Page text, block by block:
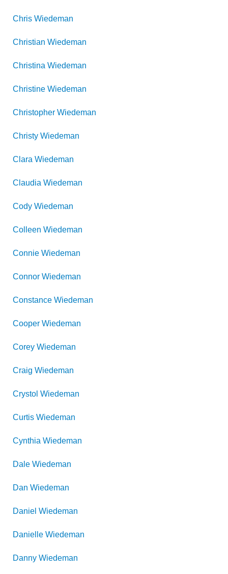
Chris Wiedeman
Christian Wiedeman
Christina Wiedeman
Christine Wiedeman
Christopher Wiedeman
Christy Wiedeman
Clara Wiedeman
Claudia Wiedeman
Cody Wiedeman
Colleen Wiedeman
Connie Wiedeman
Connor Wiedeman
Constance Wiedeman
Cooper Wiedeman
Corey Wiedeman
Craig Wiedeman
Crystol Wiedeman
Curtis Wiedeman
Cynthia Wiedeman
Dale Wiedeman
Dan Wiedeman
Daniel Wiedeman
Danielle Wiedeman
Danny Wiedeman